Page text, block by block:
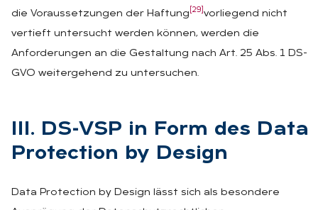
die Voraussetzungen der Haftung [29] vorliegend nicht
vertieft untersucht werden können, werden die
Anforderungen an die Gestaltung nach Art. 25 Abs. 1 DS-
GVO weitergehend zu untersuchen.
III. DS-VSP in Form des Data
Pro­tec­tion by De­sign
Data Protection by Design lässt sich als besondere